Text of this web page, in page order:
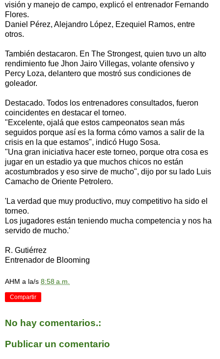
visión y manejo de campo, explicó el entrenador Fernando
Flores.
Daniel Pérez, Alejandro López, Ezequiel Ramos, entre
otros.
También destacaron. En The Strongest, quien tuvo un alto
rendimiento fue Jhon Jairo Villegas, volante ofensivo y
Percy Loza, delantero que mostró sus condiciones de
goleador.
Destacado. Todos los entrenadores consultados, fueron
coincidentes en destacar el torneo.
"Excelente, ojalá que estos campeonatos sean más
seguidos porque así es la forma cómo vamos a salir de la
crisis en la que estamos", indicó Hugo Sosa.
"Una gran iniciativa hacer este torneo, porque otra cosa es
jugar en un estadio ya que muchos chicos no están
acostumbrados y eso sirve de mucho", dijo por su lado Luis
Camacho de Oriente Petrolero.
'La verdad que muy productivo, muy competitivo ha sido el
torneo.
Los jugadores están teniendo mucha competencia y nos ha
servido de mucho.'
R. Gutiérrez
Entrenador de Blooming
AHM a la/s 8:58 a.m.
Compartir
No hay comentarios.:
Publicar un comentario